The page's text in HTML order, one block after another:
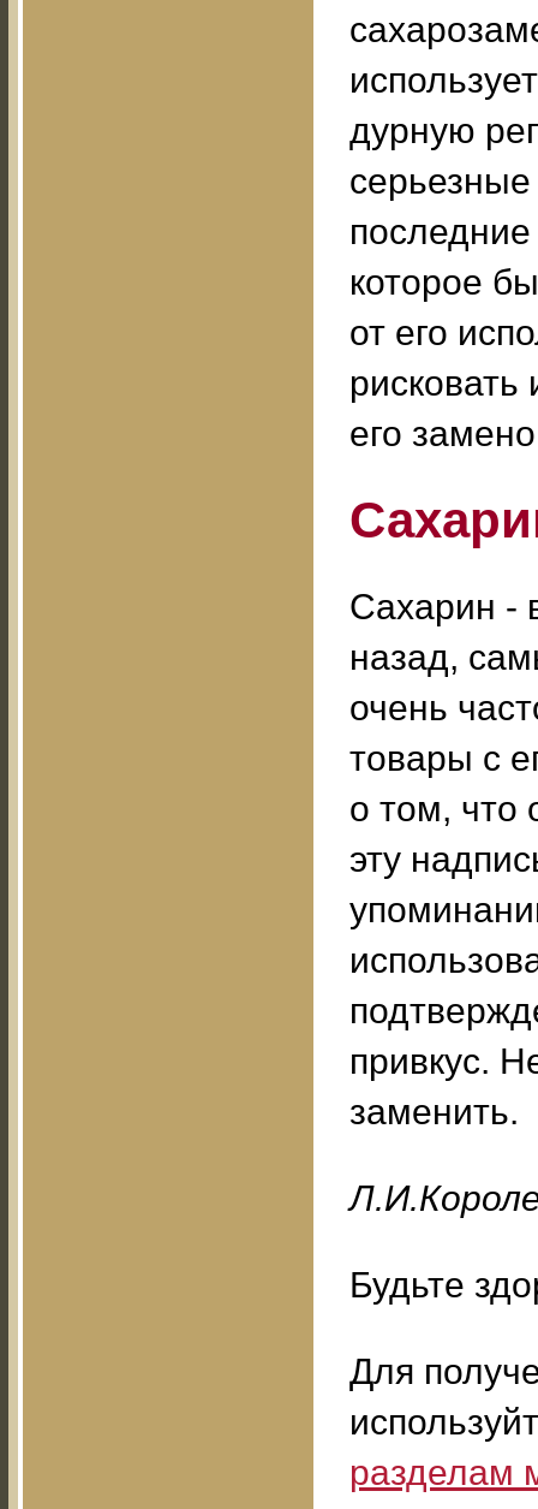
дурную
которое
от его
рисковать
его
Сахарин -
назад,
очень
товары с
о том, что
эту
привкус.
заменить.
Будьте
Для
разделам